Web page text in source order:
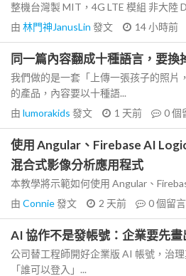
整機台灣製 MIT，4G LTE 模組 非大陸
由 林門神JanusLin 發文 14 小時前
同一篇內容翻成十種語言，要換
我們做的是一套「上傳一張孩子的照片
的產品，內容要以十種語...
由 lumorakids 發文 1 天前 0個
使用 Angular、Firebase AI
混合式影像分析應用程式
本教學將示範如何使用 Angular、
由 Connie發文 2 天前 0個留言
AI 協作不是發帳號：企業要先
公司替工程師開好企業版 AI 帳號，治
「誰可以登入」...